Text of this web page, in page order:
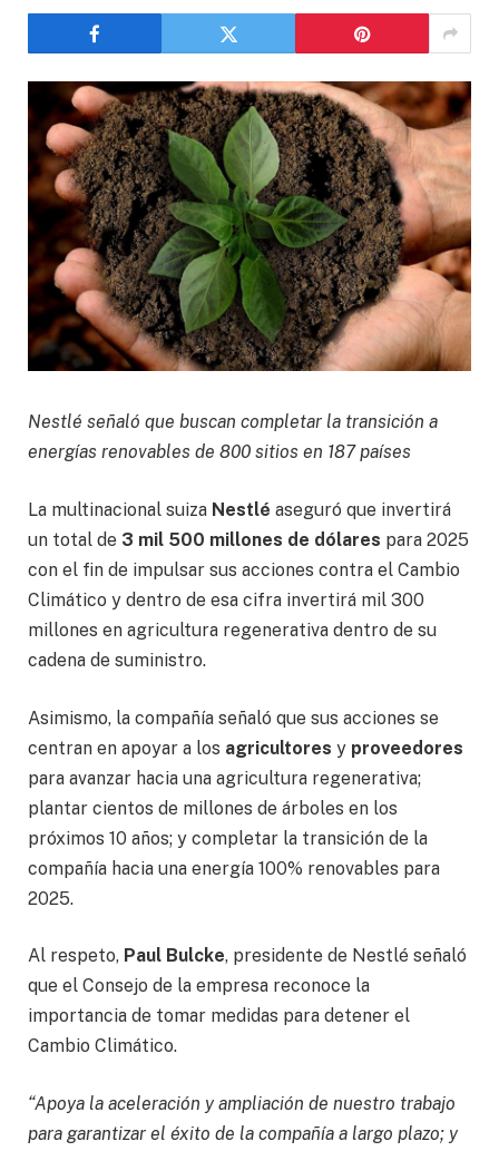
Nestlé señaló que buscan completar la transición a
energías renovables de 800 sitios en 187 países
La multinacional suiza Nestlé aseguró que invertirá
un total de 3 mil 500 millones de dólares para 2025
con el fin de impulsar sus acciones contra el Cambio
Climático y dentro de esa cifra invertirá mil 300
millones en agricultura regenerativa dentro de su
cadena de suministro.
Asimismo, la compañía señaló que sus acciones se
centran en apoyar a los agricultores y proveedores
para avanzar hacia una agricultura regenerativa;
plantar cientos de millones de árboles en los
próximos 10 años; y completar la transición de la
compañía hacia una energía 100% renovables para
2025.
Al respeto, Paul Bulcke, presidente de Nestlé señaló
que el Consejo de la empresa reconoce la
importancia de tomar medidas para detener el
Cambio Climático.
“Apoya la aceleración y ampliación de nuestro trabajo
para garantizar el éxito de la compañía a largo plazo; y